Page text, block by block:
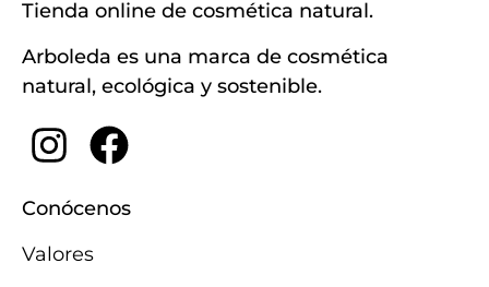
Tienda online de cosmética natural.
Arboleda es una marca de cosmética
natural, ecológica y sostenible.
Conócenos
Valores